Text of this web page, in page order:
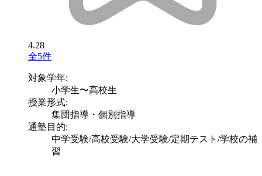
4.28
全5件
対象学年:
小学生〜高校生
授業形式:
集団指導・個別指導
通塾目的:
中学受験/高校受験/大学受験/定期テスト/学校の補
習